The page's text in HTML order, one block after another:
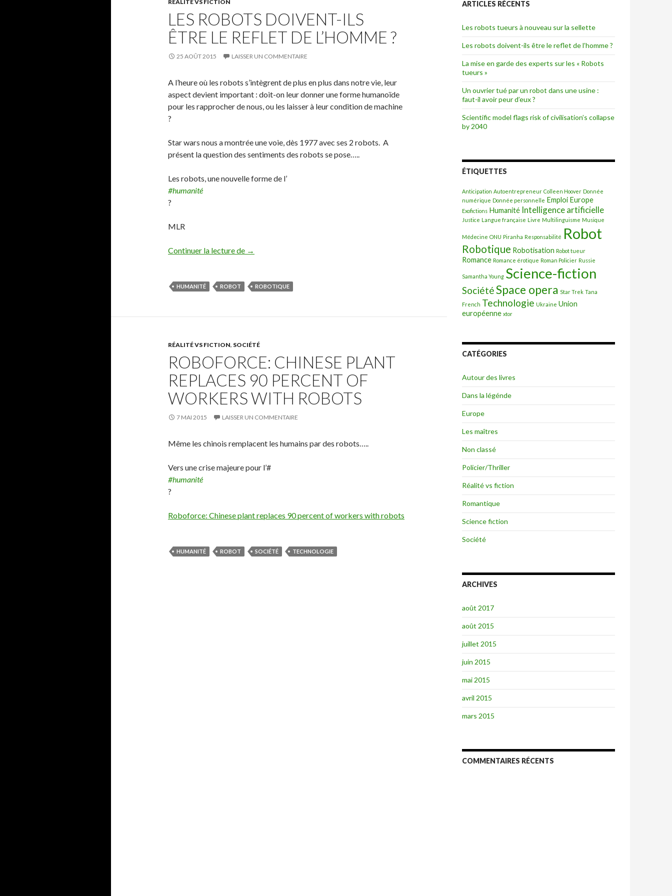
RÉALITÉ VS FICTION
LES ROBOTS DOIVENT-ILS
ÊTRE LE REFLET DE L’HOMME ?
25 AOÛT 2015 LAISSER UN COMMENTAIRE
A l’heure où les robots s’intègrent de plus en plus dans notre vie, leur
aspect devient important : doit-on leur donner une forme humanoïde
pour les rapprocher de nous, ou les laisser à leur condition de machine
?
Star wars nous a montrée une voie, dès 1977 avec ses 2 robots. A
présent la question des sentiments des robots se pose…..
Les robots, une nouvelle forme de l’
#humanité
?
MLR
Continuer la lecture de Les robots doivent-ils être le reflet de l’homme ?
→
HUMANITÉ ROBOT ROBOTIQUE
RÉALITÉ VS FICTION, SOCIÉTÉ
ROBOFORCE: CHINESE PLANT
REPLACES 90 PERCENT OF
WORKERS WITH ROBOTS
7 MAI 2015 LAISSER UN COMMENTAIRE
Même les chinois remplacent les humains par des robots…..
Vers une crise majeure pour l’#
#humanité
?
Roboforce: Chinese plant replaces 90 percent of workers with robots
HUMANITÉ ROBOT SOCIÉTÉ TECHNOLOGIE
r
h
e
r
:
ARTICLES RÉCENTS
Les robots tueurs à nouveau sur la sellette
Les robots doivent-ils être le reflet de l’homme ?
La mise en garde des experts sur les « Robots
tueurs »
Un ouvrier tué par un robot dans une usine :
faut-il avoir peur d’eux ?
Scientific model flags risk of civilisation’s collapse
by 2040
ÉTIQUETTES
Anticipation Autoentrepreneur Colleen Hoover Donnée
numérique Donnée personnelle Emploi Europe
Exofictions Humanité Intelligence artificielle
Justice Langue française Livre Multilinguisme Musique
Médecine ONU Piranha Responsabilité Robot
Robotique Robotisation Robot tueur
Romance Romance érotique Roman Policier Russie
Samantha Young Science-fiction
SociétéSpace opera Star Trek Tana
French Technologie Ukraine Union
européenne xtor
CATÉGORIES
Autour des livres
Dans la légénde
Europe
Les maîtres
Non classé
Policier/Thriller
Réalité vs fiction
Romantique
Science fiction
Société
ARCHIVES
août 2017
août 2015
juillet 2015
juin 2015
mai 2015
avril 2015
mars 2015
COMMENTAIRES RÉCENTS